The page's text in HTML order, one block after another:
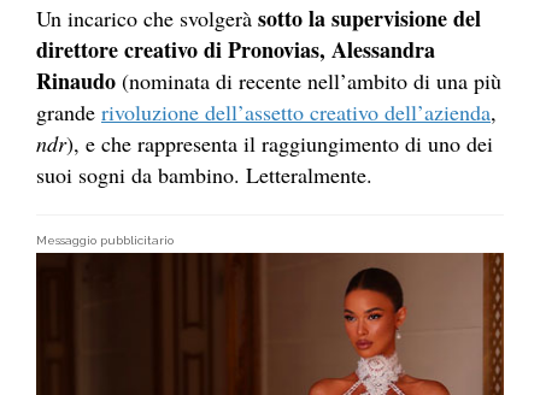
Un incarico che svolgerà sotto la supervisione del
direttore creativo di Pronovias, Alessandra
Rinaudo (nominata di recente nell’ambito di una più
grande rivoluzione dell’assetto creativo dell’azienda,
ndr), e che rappresenta il raggiungimento di uno dei
suoi sogni da bambino. Letteralmente.
Messaggio pubblicitario